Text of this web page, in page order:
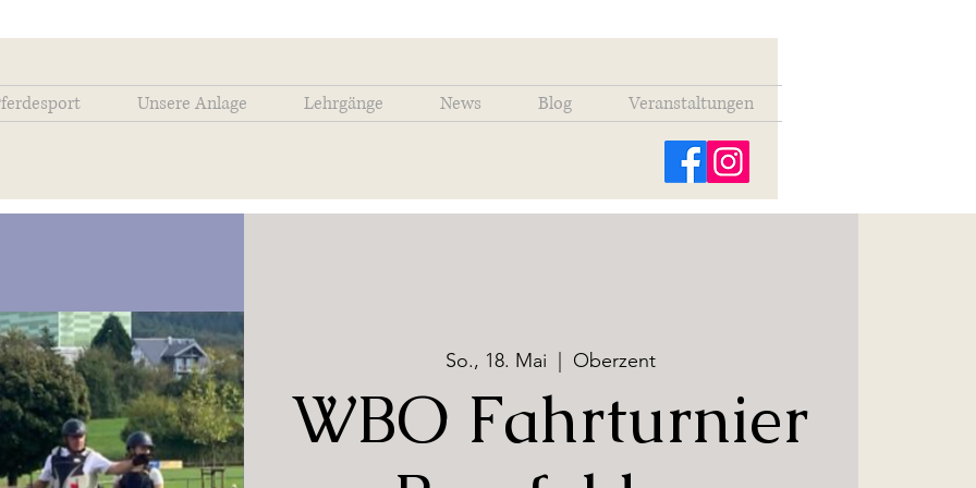
Unsere Anlage Lehrgänge News Blog Veranstaltungen
So., 18. Mai Oberzent
WBO Fahrturnier